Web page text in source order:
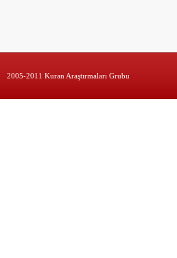
2005-2011 Kuran Araştırmaları Grubu